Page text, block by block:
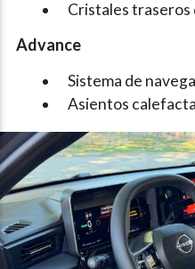
Cristales traseros
Advance
Sistema de
Asientos